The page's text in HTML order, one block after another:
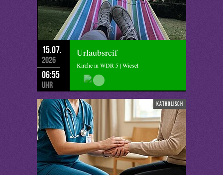
15.07.
2026
06:55
Uhr
Urlaubsreif
Kirche in WDR 5 | Wiesel
katholisch